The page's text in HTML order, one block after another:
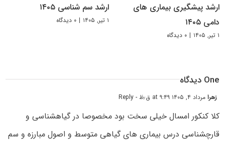
ارشد پیشگیری بیماری های
دامی ۱۴۰۵
۱ تیر, ۱۴۰۵ | ۰ دیدگاه
ارشد سم شناسی ۱۴۰۵
۱ تیر, ۱۴۰۵ | ۰ دیدگاه
One دیدگاه
زهرامرداد ۴, ۱۴۰۵ at ۹:۴۹ ق٫ظ - Reply
کلا کنکور امسال خیلی سخت بود مخصوصا در گیاهشناسی و
قارچشناسی درس بیماری های گیاهی متوسط و اصول مبارزه و سم